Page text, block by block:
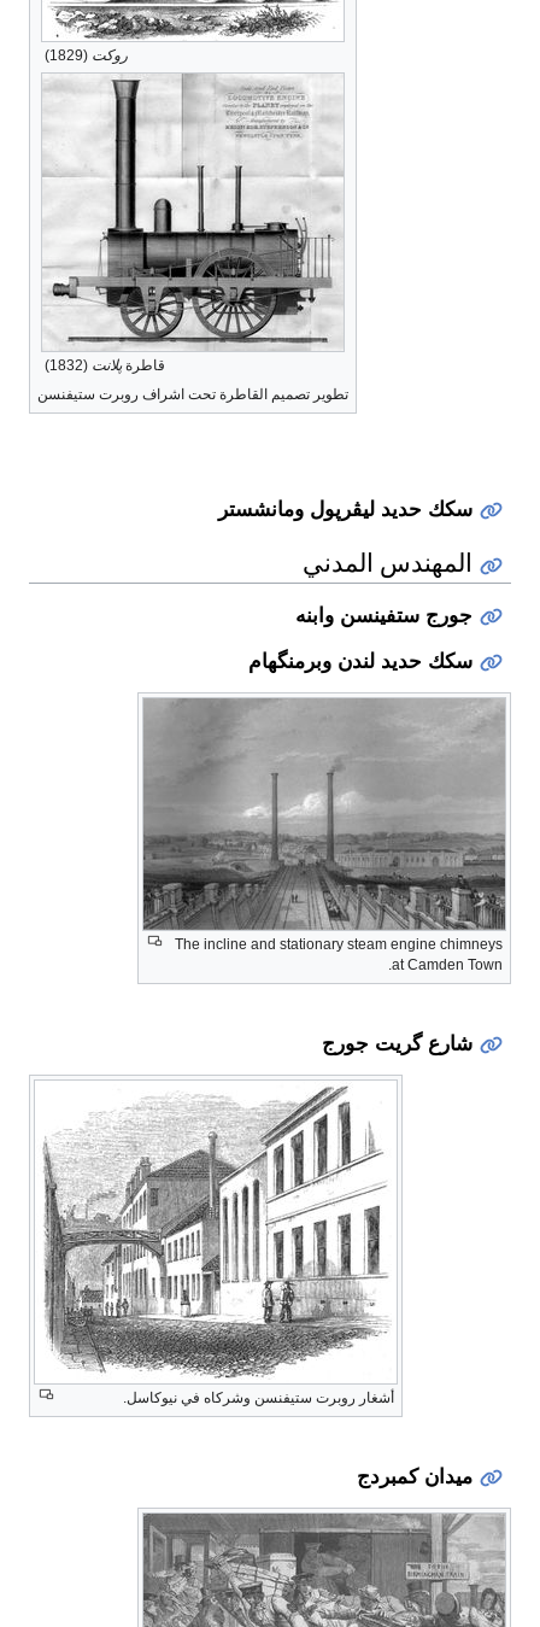
روكت (1829)
قاطرةپلانت (1832)
تطوير تصميم القاطرة تحت اشراف روبرت ستيفنسن
سكك حديد ليڤرپول ومانشستر
المهندس المدني
جورج ستفينسن وابنه
سكك حديد لندن وبرمنگهام
The incline and stationary steam engine chimneys
at Camden Town.
شارع گريت جورج
أشغار روبرت ستيفنسن وشركاه في نيوكاسل.
ميدان كمبردج